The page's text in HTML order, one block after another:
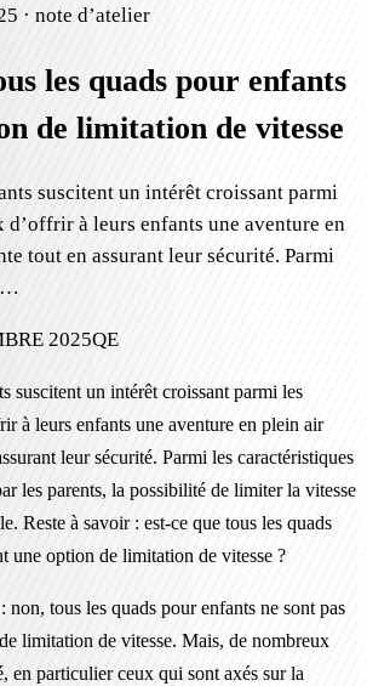
· note d’atelier
les quads pour enfants
de limitation de vitesse
suscitent un intérêt croissant parmi
d’offrir à leurs enfants une aventure en
tout en assurant leur sécurité. Parmi
2025QE
suscitent un intérêt croissant parmi les
à leurs enfants une aventure en plein air
leur sécurité. Parmi les caractéristiques
les parents, la possibilité de limiter la vitesse
Reste à savoir : est-ce que tous les quads
une option de limitation de vitesse ?
non, tous les quads pour enfants ne sont pas
limitation de vitesse. Mais, de nombreux
en particulier ceux qui sont axés sur la